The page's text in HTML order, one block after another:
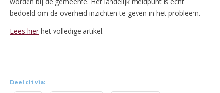
bedoeld om de overheid inzichten te geven in het probleem.
Lees hier het volledige artikel.
Deel dit via: